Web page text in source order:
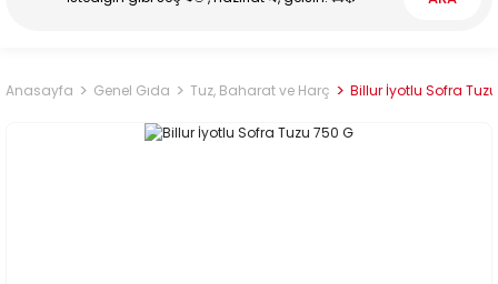
Anasayfa Genel Gıda Tuz, Baharat ve Harç Billur İyotlu Sofra